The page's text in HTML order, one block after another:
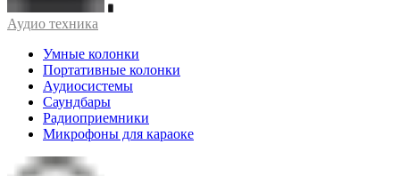
Аудио техника
Умные колонки
Портативные колонки
Аудиосистемы
Саундбары
Радиоприемники
Микрофоны для караоке